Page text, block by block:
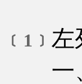
﹝1﹞ 左
一、